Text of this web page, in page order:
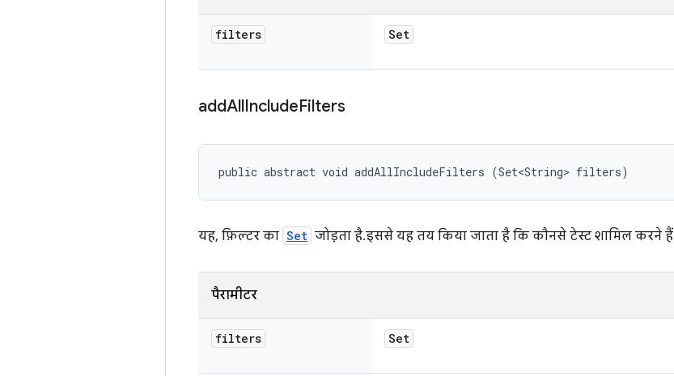
filters Set
addAllIncludeFilters
public abstract void addAllIncludeFilters (Set<String> filters)
यह, फ़िल्टर का Set जोड़ता है. इससे यह तय किया जाता है कि कौनसे टेस्ट शामिल करने हैं.
पैरामीटर
filters Set